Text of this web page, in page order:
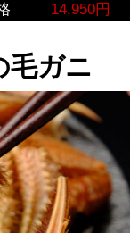
14,950円
毛ガニ